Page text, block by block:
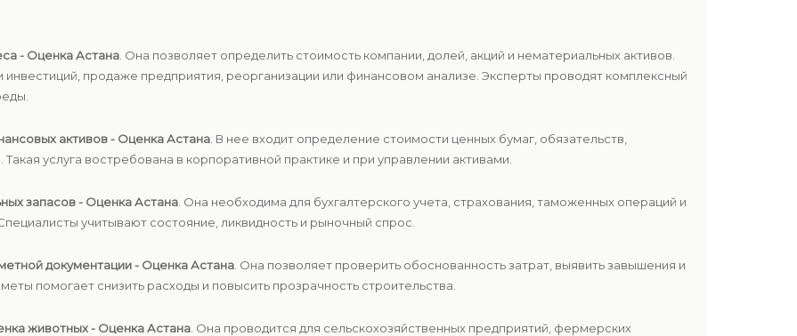
- Оценка Астана . Она позволяет определить стоимость компании, долей, акций и нематериальных активов.
продаже предприятия, реорганизации или финансовом анализе. Эксперты проводят комплексный
активов - Оценка Астана . В нее входит определение стоимости ценных бумаг, обязательств,
услуга востребована в корпоративной практике и при управлении активами.
запасов - Оценка Астана . Она необходима для бухгалтерского учета, страхования, таможенных операций и
учитывают состояние, ликвидность и рыночный спрос.
документации - Оценка Астана . Она позволяет проверить обоснованность затрат, выявить завышения и
помогает снизить расходы и повысить прозрачность строительства.
животных - Оценка Астана . Она проводится для сельскохозяйственных предприятий, фермерских